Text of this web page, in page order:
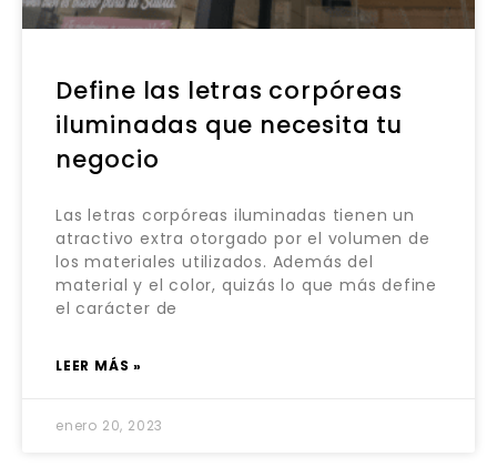
Define las letras corpóreas
iluminadas que necesita tu
negocio
Las letras corpóreas iluminadas tienen un
atractivo extra otorgado por el volumen de
los materiales utilizados. Además del
material y el color, quizás lo que más define
el carácter de
LEER MÁS »
enero 20, 2023